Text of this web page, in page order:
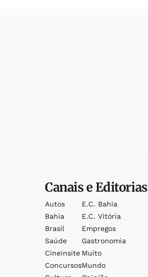
Canais e Editorias
Autos
Bahia
Brasil
Saúde
Cineinsite
Concursos
E.c. Bahia
E.c. Vitória
Empregos
Gastronomia
Muito
Mundo